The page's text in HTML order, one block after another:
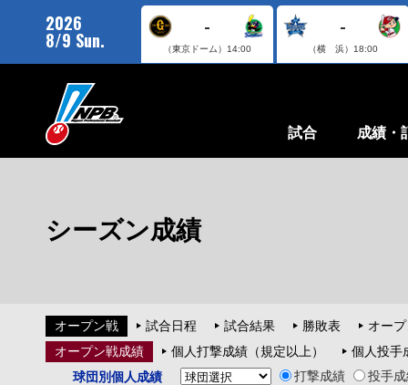
2026
8/9 Sun.
-
（東京ドーム） 14:00
-
（横 浜） 18:00
試合 成績・
シーズン成績
オープン戦 試合日程 試合結果 勝敗表
オー
オープン戦成績
個人打撃成績（規定以上）
個人投手
球団別個人成績
打撃成績
投手